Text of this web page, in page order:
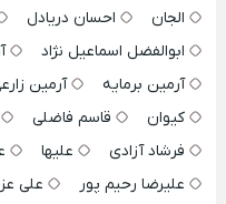
الجان
احسان دریادل
ابوالفضل اسماعیل نژاد
آرمین برمایه
آرمین
کیوان
قاسم فاضلی
فرشاد آزادی
علیها
علیرضا رحیم پور
علی